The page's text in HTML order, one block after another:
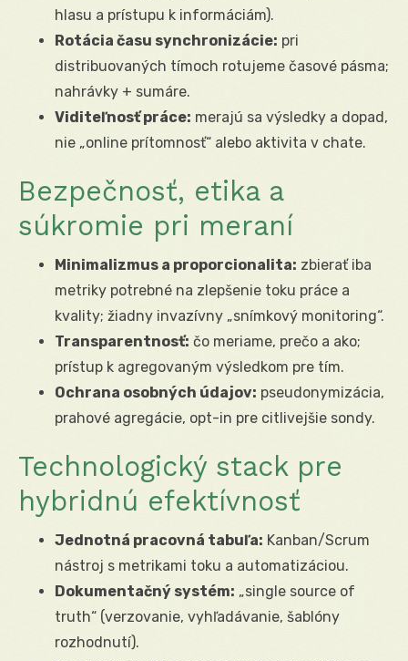
hlasu a prístupu k informáciám).
Rotácia času synchronizácie: pri
distribuovaných tímoch rotujeme časové pásma;
nahrávky + sumáre.
Viditeľnosť práce: merajú sa výsledky a dopad,
nie „online prítomnosť“ alebo aktivita v chate.
Bezpečnosť, etika a
súkromie pri meraní
Minimalizmus a proporcionalita: zbierať iba
metriky potrebné na zlepšenie toku práce a
kvality; žiadny invazívny „snímkový monitoring“.
Transparentnosť: čo meriame, prečo a ako;
prístup k agregovaným výsledkom pre tím.
Ochrana osobných údajov: pseudonymizácia,
prahové agregácie, opt-in pre citlivejšie sondy.
Technologický stack pre
hybridnú efektívnosť
Jednotná pracovná tabuľa: Kanban/Scrum
nástroj s metrikami toku a automatizáciou.
Dokumentačný systém: „single source of
truth“ (verzovanie, vyhľadávanie, šablóny
rozhodnutí).